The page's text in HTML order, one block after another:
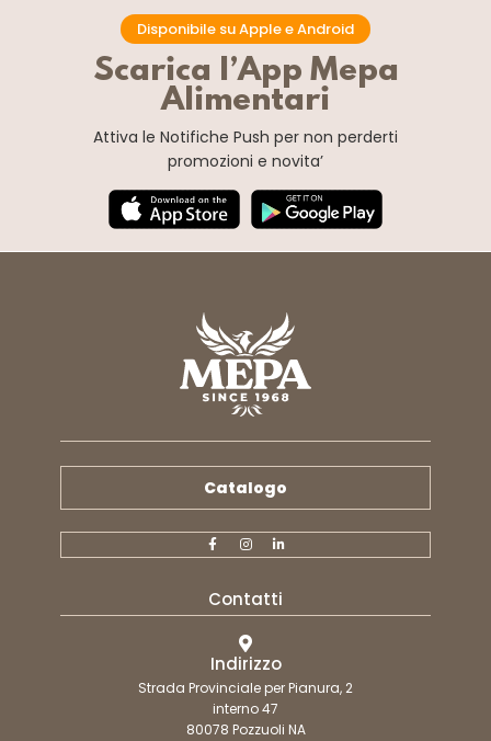
Disponibile su Apple e Android
Scarica l’App Mepa
Alimentari
Attiva le Notifiche Push per non perderti
promozioni e novita’
Catalogo
Contatti
Indirizzo
Strada Provinciale per Pianura, 2
interno 47
80078 Pozzuoli NA